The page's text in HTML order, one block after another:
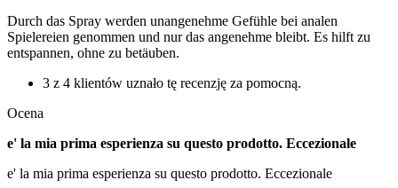
Durch das Spray werden unangenehme Gefühle bei analen
Spielereien genommen und nur das angenehme bleibt. Es hilft zu
entspannen, ohne zu betäuben.
3 z 4 klientów uznało tę recenzję za pomocną.
Ocena
e' la mia prima esperienza su questo prodotto. Eccezionale
e' la mia prima esperienza su questo prodotto. Eccezionale